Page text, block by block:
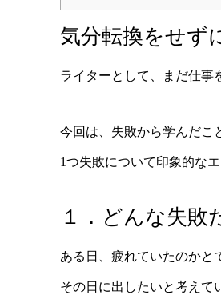
気分転換をせず
ライターとして、まだ仕事
今回は、失敗から学んだこ
1つ失敗について印象的な
１．どんな失敗
ある日、疲れていたのかと
その日に出したいと考えて